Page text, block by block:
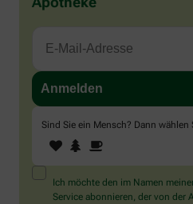
Sind Sie ein Mensch? Dann wählen
Sind
Sie
ein
Mensch?
Dann
1 2
Ich möchte den im Namen
Service abonnieren, der von der